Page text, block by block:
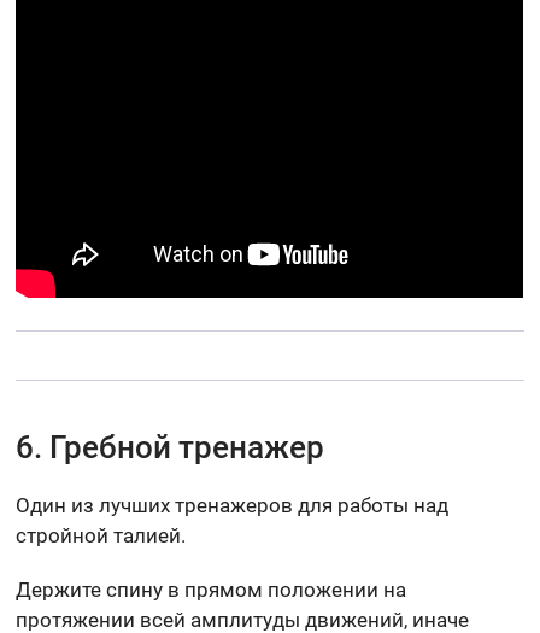
6. Гребной тренажер
Один из лучших тренажеров для работы над
стройной талией.
Держите спину в прямом положении на
протяжении всей амплитуды движений, иначе